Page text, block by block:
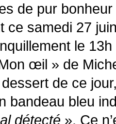
de pur
ce samedi 27
le
œil » de
de ce
bandeau bleu
détecté ». Ce